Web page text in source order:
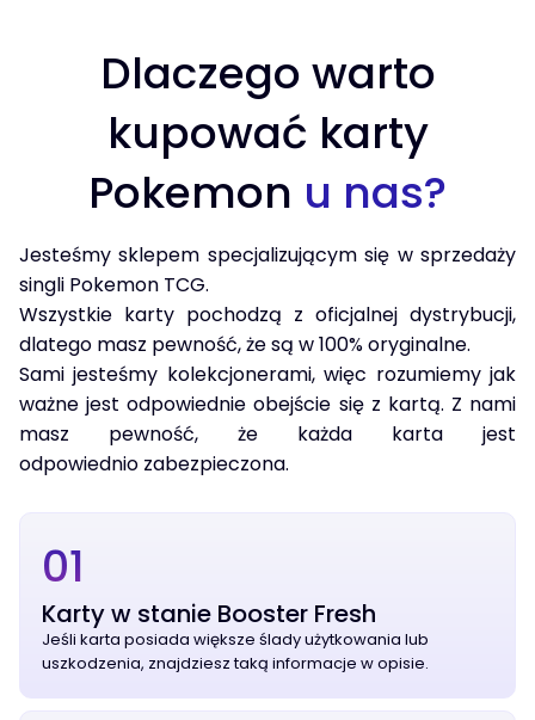
Dlaczego warto
kupować karty
Pokemon u nas?
Jesteśmy sklepem specjalizującym się w sprzedaży
singli Pokemon TCG.
Wszystkie karty pochodzą z oficjalnej dystrybucji,
dlatego masz pewność, że są w 100% oryginalne.
Sami jesteśmy kolekcjonerami, więc rozumiemy jak
ważne jest odpowiednie obejście się z kartą. Z nami
masz pewność, że każda karta jest
odpowiednio zabezpieczona.
01
Karty w stanie Booster Fresh
Jeśli karta posiada większe ślady użytkowania lub
uszkodzenia, znajdziesz taką informacje w opisie.